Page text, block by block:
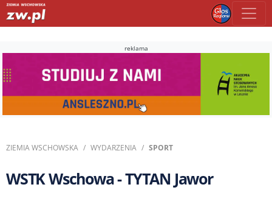
reklama
ZIEMIA WSCHOWSKA WYDARZENIA SPORT
WSTK Wschowa - TYTAN Jawor